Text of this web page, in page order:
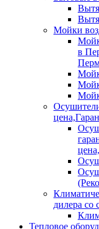
Мойки
в
дилера со
Тепловое